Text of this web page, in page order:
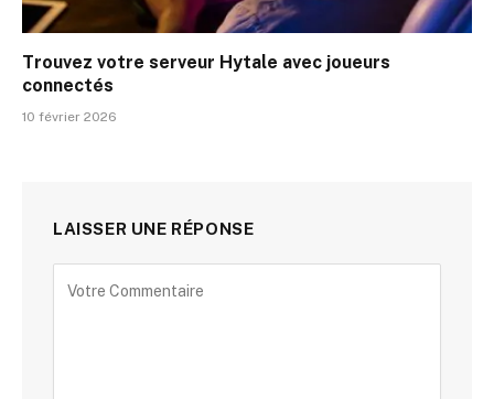
Trouvez votre serveur Hytale avec joueurs
connectés
10 février 2026
LAISSER UNE RÉPONSE